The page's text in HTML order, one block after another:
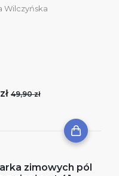
Wilczyńska
49,90 zł
zimowych pól